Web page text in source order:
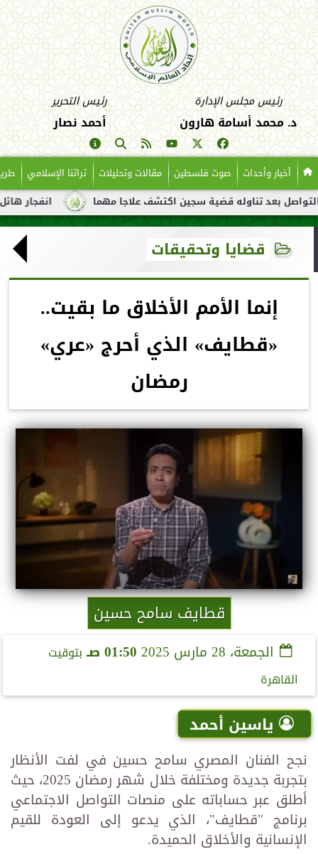
رئيس مجلس الإدارة
د. محمد أسامة هارون
رئيس التحرير
أحمد نصار
أخبار وأحداث صوت فلسطين مقالات وتحليلات تراثنا الإسلامي
انفجار هائل لناقلة تناوله قضية سجين اكتشف علاجا مهما
قضايا وتحقيقات
إنما الأمم الأخلاق ما بقيت..
«قطايف» الذي أحرج «عري»
رمضان
قطايف سامح حسين
الجمعة، 28 مارس 2025 01:50 صـ
بتوقيت
القاهرة
ياسين أحمد
نجح الفنان المصري سامح حسين في لفت الأنظار
بتجربة جديدة ومختلفة خلال شهر رمضان 2025، حيث
أطلق عبر حساباته على منصات التواصل الاجتماعي
برنامج "قطايف"، الذي يدعو إلى العودة للقيم
الإنسانية والأخلاق الحميدة.